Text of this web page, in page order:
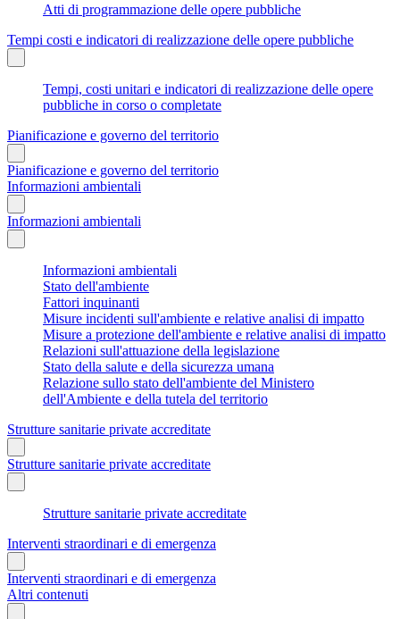
Atti di programmazione delle opere pubbliche
Tempi costi e indicatori di realizzazione delle opere pubbliche
Tempi, costi unitari e indicatori di realizzazione delle opere
pubbliche in corso o completate
Pianificazione e governo del territorio
Pianificazione e governo del territorio
Informazioni ambientali
Informazioni ambientali
Informazioni ambientali
Stato dell'ambiente
Fattori inquinanti
Misure incidenti sull'ambiente e relative analisi di impatto
Misure a protezione dell'ambiente e relative analisi di impatto
Relazioni sull'attuazione della legislazione
Stato della salute e della sicurezza umana
Relazione sullo stato dell'ambiente del Ministero
dell'Ambiente e della tutela del territorio
Strutture sanitarie private accreditate
Strutture sanitarie private accreditate
Strutture sanitarie private accreditate
Interventi straordinari e di emergenza
Interventi straordinari e di emergenza
Altri contenuti